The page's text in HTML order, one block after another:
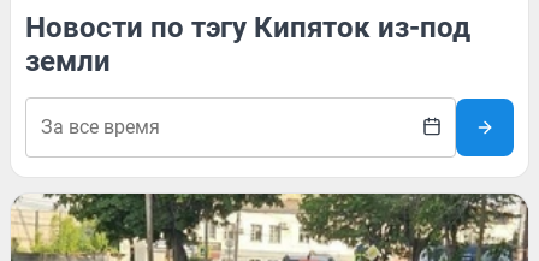
Новости по тэгу Кипяток из-под
земли